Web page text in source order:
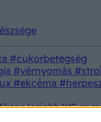
#cukorbetegség
#vérnyomás
#ekcéma
a legjobb WC-re